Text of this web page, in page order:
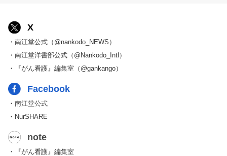
X
・南江堂公式（@nankodo_NEWS）
・南江堂洋書部公式（@Nankodo_Intl）
・『がん看護』編集室（@gankango）
Facebook
・南江堂公式
・NurSHARE
note
・『がん看護』編集室